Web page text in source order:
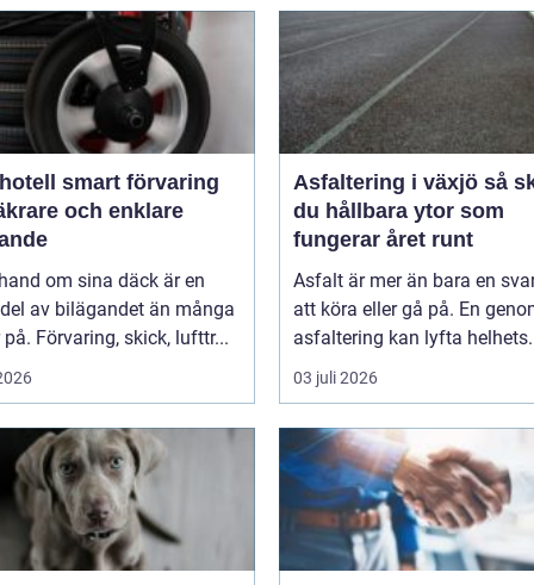
förvaring
och enklare
om sina däck är en
av bilägandet än många
Förvaring, skick, lufttr...
Asfaltering i växjö så skapar
du hållbara ytor som
fungerar året runt
Asfalt är mer än bara en
att köra eller gå på. En
asfaltering kan lyfta
03 juli 2026